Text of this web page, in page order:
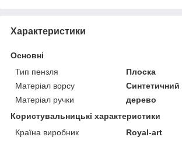
Характеристики
Основні
Тип пензля
Плоска
Матеріал ворсу
Синтетичний
Матеріал ручки
дерево
Користувальницькі характеристики
Країна виробник
Royal-art